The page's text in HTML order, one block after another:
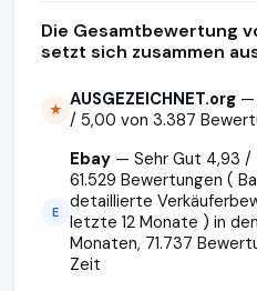
Die Gesamtbewertung
setzt sich zusammen
★ AUSGEZEICHNET.org —
/ 5,00 von 3.387
E
Ebay — Sehr Gut 4,93 /
61.529 Bewertungen (
detaillierte
letzte 12 Monate ) in
Monaten, 71.737
Zeit